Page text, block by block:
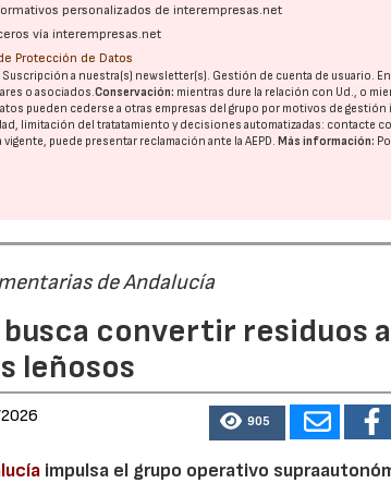
personalizados de interempresas.net
vía interempresas.net
Protección de Datos
Suscripción a nuestra(s) newsletter(s). Gestión de cuenta de usuario.
o asociados.Conservación: mientras dure la relación con Ud., o
pueden cederse a otras empresas del grupo por motivos de gestión
limitación del tratatamiento y decisiones automatizadas: contacte
puede presentar reclamación ante laAEPD .Más información:
de Andalucía
convertir residuos
leñosos
905
impulsa el grupo operativo